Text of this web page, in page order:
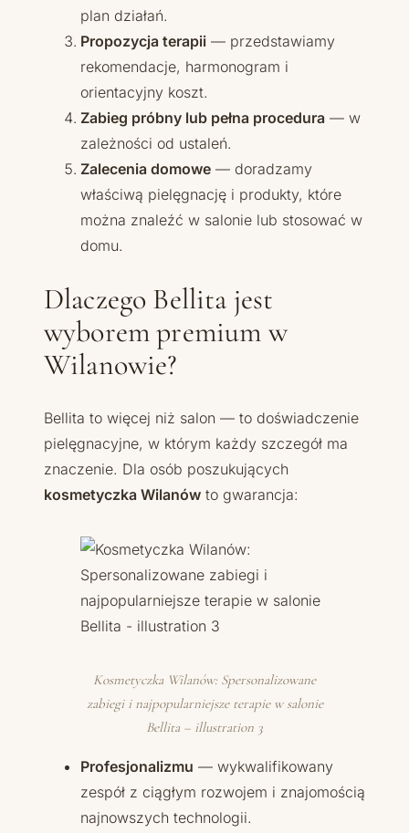
plan działań.
Propozycja terapii — przedstawiamy
rekomendacje, harmonogram i
orientacyjny koszt.
Zabieg próbny lub pełna procedura — w
zależności od ustaleń.
Zalecenia domowe — doradzamy
właściwą pielęgnację i produkty, które
można znaleźć w salonie lub stosować w
domu.
Dlaczego Bellita jest
wyborem premium w
Wilanowie?
Bellita to więcej niż salon — to doświadczenie
pielęgnacyjne, w którym każdy szczegół ma
znaczenie. Dla osób poszukujących
kosmetyczka Wilanów to gwarancja:
Kosmetyczka Wilanów: Spersonalizowane
zabiegi i najpopularniejsze terapie w salonie
Bellita – illustration 3
Profesjonalizmu — wykwalifikowany
zespół z ciągłym rozwojem i znajomością
najnowszych technologii.